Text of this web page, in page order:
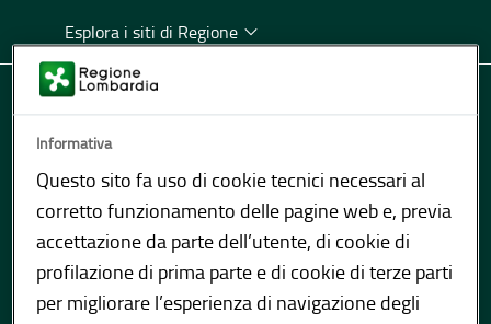
Esplora i siti di Regione
Informativa
Questo sito fa uso di cookie tecnici necessari al
corretto funzionamento delle pagine web e, previa
accettazione da parte dell’utente, di cookie di
profilazione di prima parte e di cookie di terze parti
per migliorare l’esperienza di navigazione degli